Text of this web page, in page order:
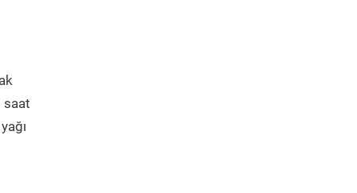
saat